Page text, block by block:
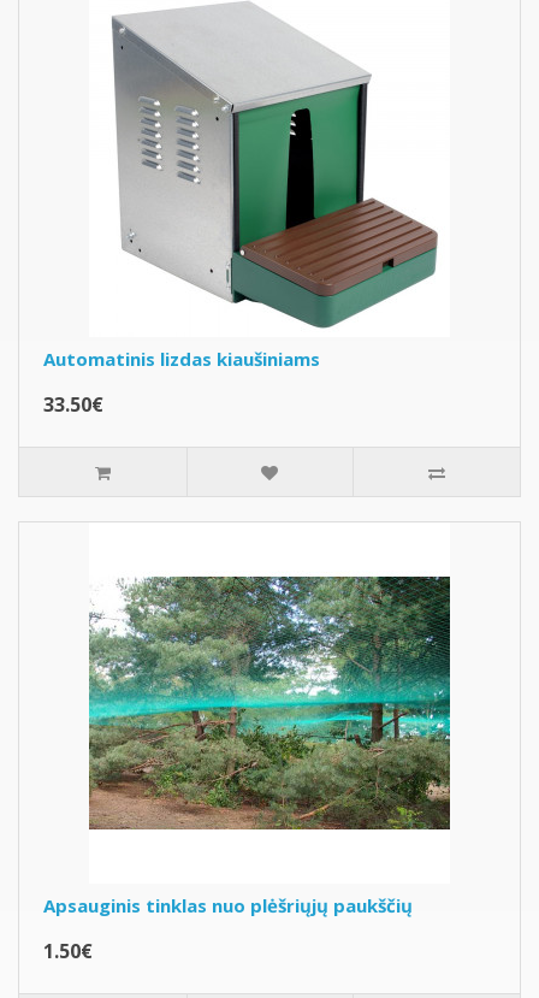
Automatinis lizdas kiaušiniams
33.50€
Apsauginis tinklas nuo plėšriųjų paukščių
1.50€